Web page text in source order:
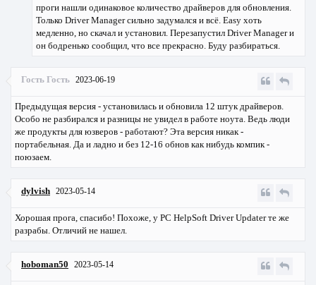
проги нашли одинаковое количество драйверов для обновления.
Только Driver Manager сильно задумался и всё. Easy хоть
медленно, но скачал и установил. Перезапустил Driver Manager и
он бодренько сообщил, что все прекрасно. Буду разбираться.
Гость Гость 2023-06-19
Предыдущая версия - установилась и обновила 12 штук драйверов.
Особо не разбирался и разницы не увидел в работе ноута. Ведь люди
же продукты для юзверов - работают? Эта версия никак -
портабельная. Да и ладно и без 12-16 обнов как нибудь компик -
поюзаем.
dylvish 2023-05-14
Хорошая прога, спасибо! Похоже, у PC HelpSoft Driver Updater те же
разрабы. Отличий не нашел.
hoboman50 2023-05-14